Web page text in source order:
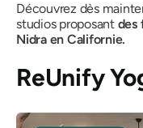
Découvrez dès
studios proposant des
Nidra en Californie.
ReUnify